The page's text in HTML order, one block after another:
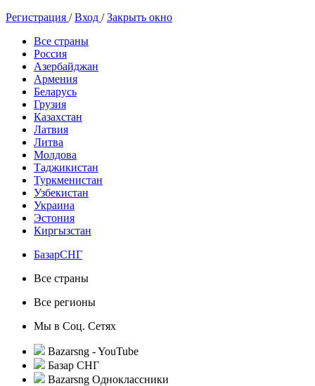
Регистрация /Вход /Закрыть окно
Все страны
Россия
Азербайджан
Армения
Беларусь
Грузия
Казахстан
Латвия
Литва
Молдова
Таджикистан
Туркменистан
Узбекистан
Украина
Эстония
Киргызстан
БазарСНГ
Все страны
Все регионы
Мы в Соц. Сетях
Bazarsng - YouTube
Базар СНГ
Bazarsng Одноклассники